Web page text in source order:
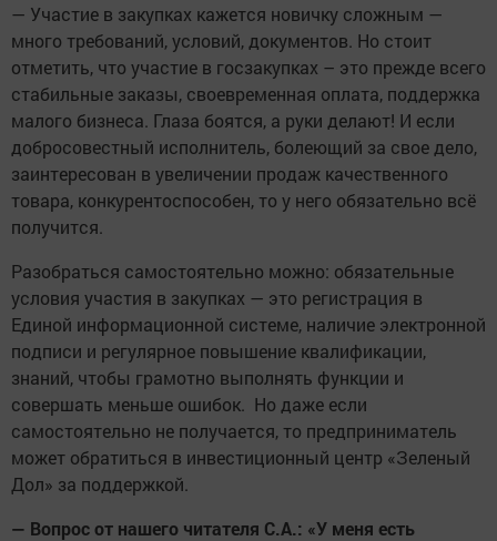
— Участие в закупках кажется новичку сложным —
много требований, условий, документов. Но стоит
отметить, что участие в госзакупках – это прежде всего
стабильные заказы, своевременная оплата, поддержка
малого бизнеса. Глаза боятся, а руки делают! И если
добросовестный исполнитель, болеющий за свое дело,
заинтересован в увеличении продаж качественного
товара, конкурентоспособен, то у него обязательно всё
получится.
Разобраться самостоятельно можно: обязательные
условия участия в закупках — это регистрация в
Единой информационной системе, наличие электронной
подписи и регулярное повышение квалификации,
знаний, чтобы грамотно выполнять функции и
совершать меньше ошибок. Но даже если
самостоятельно не получается, то предприниматель
может обратиться в инвестиционный центр «Зеленый
Дол» за поддержкой.
— Вопрос от нашего читателя С.А.: «У меня есть